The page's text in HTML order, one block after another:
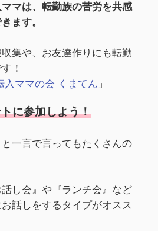
マは、転勤族の苦労を共感
ます。
集や、お友達作りにも転勤
！
入ママの会 くまてん 」
に参加しよう！
一言で言ってもたくさんの
し会』や『ランチ会』など
話しをするタイプがオスス